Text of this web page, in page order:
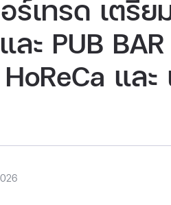
ร์เทรด เตรี
ละ PUB
และ